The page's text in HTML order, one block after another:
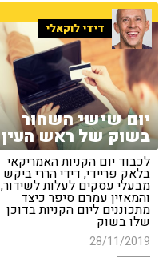
דידי לוקאלי
יום שישי השחור
בשוק של ראש העין
לכבוד יום הקניות האמריקאי
בלאק פריידי, דידי הררי ביקש
מבעלי עסקים לעלות לשידור,
והמאזין עמרם סיפר כיצד
מתכוננים ליום הקניות בדוכן
שלו בשוק
28/11/2019